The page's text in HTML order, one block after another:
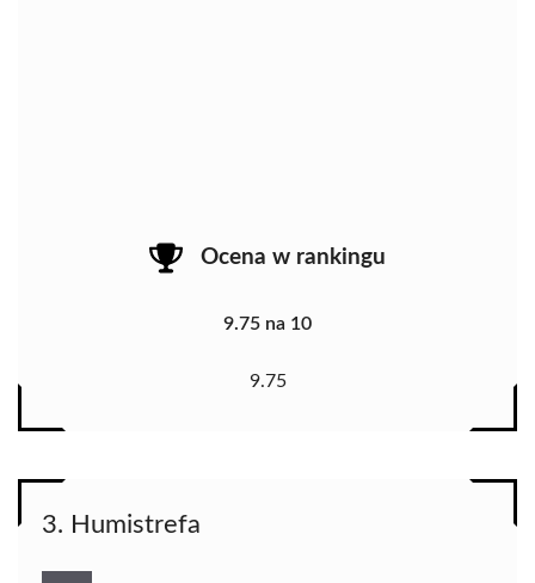
Ocena w rankingu
9.75 na 10
9.75
3. Humistrefa